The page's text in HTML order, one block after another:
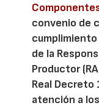
convenio de
de la
Productor
Real
atención a